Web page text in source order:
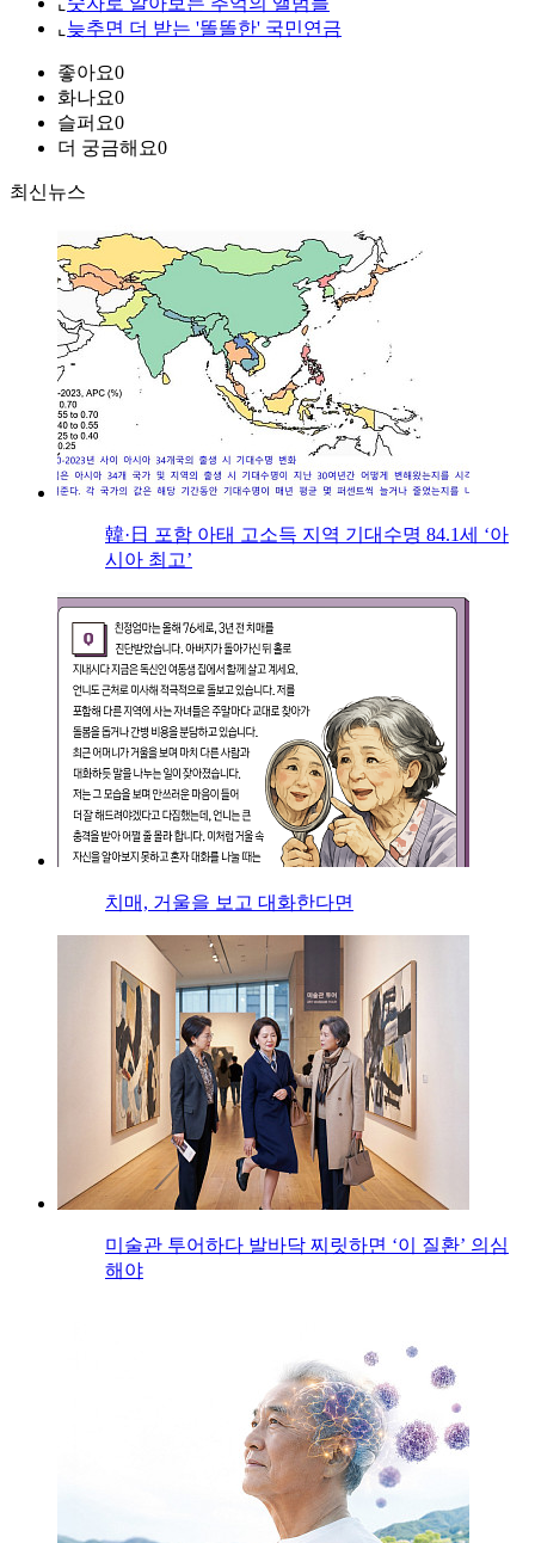
⌞ 늦추면 더 받는 '똘똘한' 국민연금
좋아요0
화나요0
슬퍼요0
더 궁금해요0
최신뉴스
韓·日 포함 아태 고소득 지역 기대수명 84.1세 ‘아
시아 최고’
치매, 거울을 보고 대화한다면
미술관 투어하다 발바닥 찌릿하면 ‘이 질환’ 의심
해야